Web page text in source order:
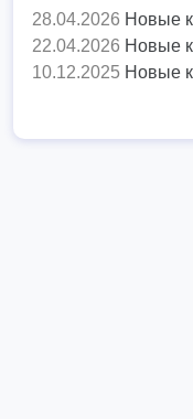
28.04.2026 Новые
22.04.2026 Новые
10.12.2025 Новые